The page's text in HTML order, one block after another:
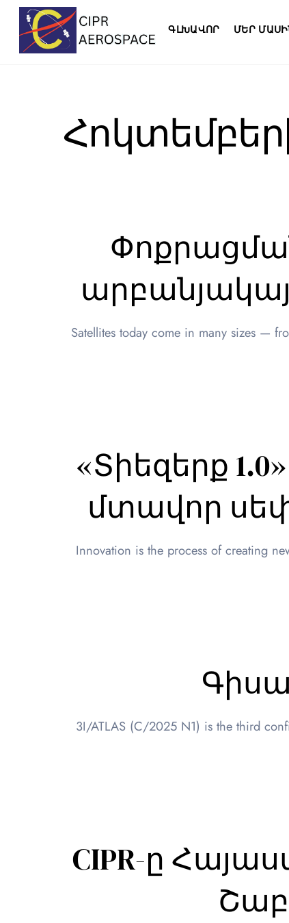
Skip
content
ԳԼԽԱՎՈՐ ՄԵՐ
Satellites today come in many sizes —
«Տիեզերք
մտավոր
Innovation is the process of creating
3I/ATLAS (C/2025 N1) is the third
CIPR-ը